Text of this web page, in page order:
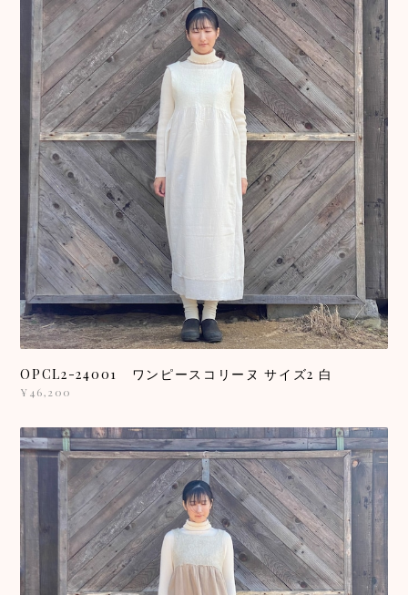
OPCL2-24001 ワンピースコリーヌ サイズ2 白
¥46,200